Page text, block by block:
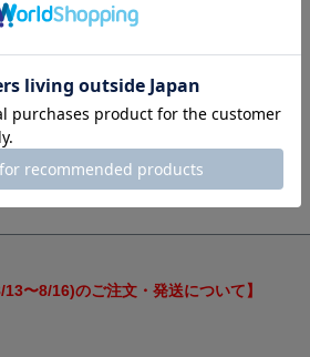
1件中
13〜8/16)のご注文・発送について】